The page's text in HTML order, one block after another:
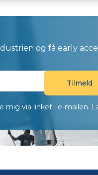
og få early
mig via linket i e-mailen.